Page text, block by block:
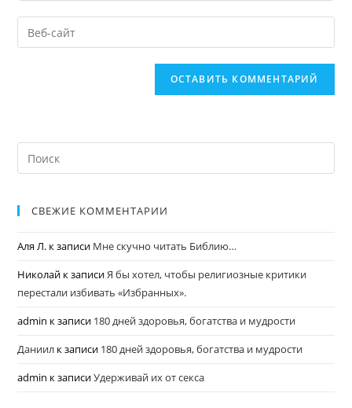
СВЕЖИЕ КОММЕНТАРИИ
Аля Л. к записи Мне скучно читать Библию…
Николай к записиЯ бы хотел, чтобы религиозные критики
перестали избивать «Избранных».
admin к записи 180 дней здоровья, богатства и мудрости
Даниил к записи 180 дней здоровья, богатства и мудрости
admin к записиУдерживай их от секса